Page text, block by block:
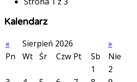
Kalendarz
«
Sierpień 2026
»
Pn
Wt Śr Czw Pt Sb
Nie
1
2